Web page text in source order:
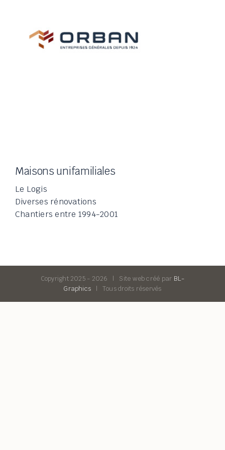
Maisons unifamiliales
Le Logis
Diverses rénovations
Chantiers entre 1994-2001
Copyright 2025 - 2026 | Site web créé par BL-
Graphics | Tous droits réservés